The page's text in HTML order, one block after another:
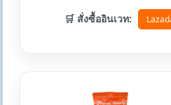
🛒 สั่งซื้ออินเวท: